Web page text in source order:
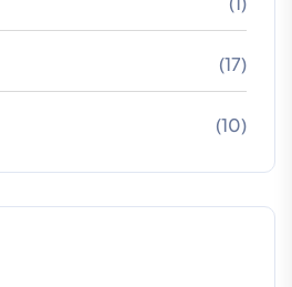
(17)
(10)